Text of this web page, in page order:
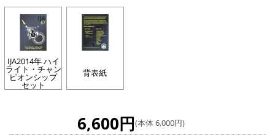
IJA2014年 ハイ
ライト・チャン
ピオンシップ
セット
背表紙
6,600円(本体 6,000円)